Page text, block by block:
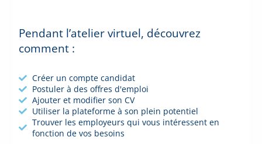
Pendant l’atelier virtuel, découvrez
comment :
Créer un compte candidat
Postuler à des offres d'emploi
Ajouter et modifier son CV
Utiliser la plateforme à son plein potentiel
Trouver les employeurs qui vous intéressent en
fonction de vos besoins